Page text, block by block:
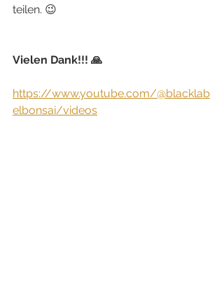
teilen. 😉
Vielen Dank!!! 🙏
https://www.youtube.com/@blacklab
elbonsai/videos